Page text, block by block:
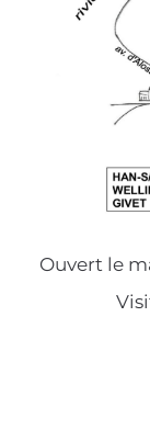
Ouvert le